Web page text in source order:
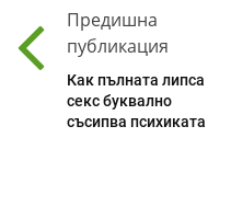
Предишна
публикация
Как пълната липса
секс буквално
съсипва психиката